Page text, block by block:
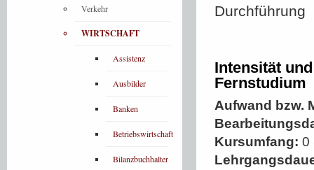
Durchführung
Intensität
Fernstudium
Aufwand bzw.
Kursumfang: 0
Verkehr
WIRTSCHAFT
Assistenz
Ausbilder
Banken
Betriebswirtschaft
Bilanzbuchhalter